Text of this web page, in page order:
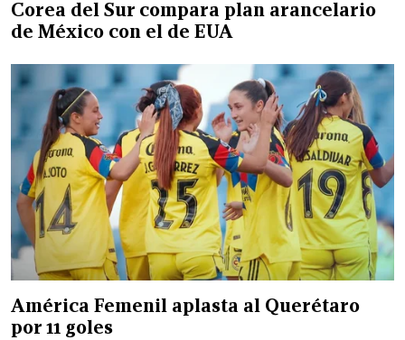
Corea del Sur compara plan arancelario
de México con el de EUA
América Femenil aplasta al Querétaro
por 11 goles